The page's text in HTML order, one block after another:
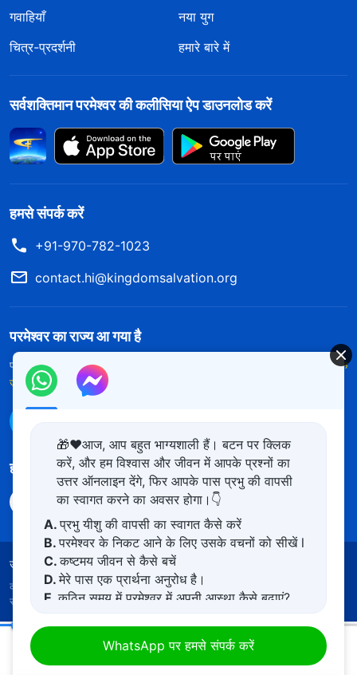
गवाहियाँ
नया युग
चित्र-प्रदर्शनी
हमारे बारे में
सर्वशक्तिमान परमेश्वर की कलीसिया ऐप डाउनलोड करें
हमसे संपर्क करें
+91-970-782-1023
contact.hi@kingdomsalvation.org
परमेश्वर का राज्य आ गया है
परमेश्वर का राज्य पृथ्वी पर आ गया है! क्या आप इसमें प्रवेश करना चाहते हैं?
और अधिक
जानें
हमारा अनुसरण करें
उपयोग की शर्तें गोपनीयता नीत साभार
कॉपीराइट © 2026 सर्वशक्तिमान परमेश्वर की कलीसिया।
सुरक्षित।
🎁❤️आज, आप बहुत भाग्यशाली हैं। बटन पर क्लिक
करें, और हम विश्वास और जीवन में आपके प्रश्नों का
उत्तर ऑनलाइन देंगे, फिर आपके पास प्रभु की वापसी
का स्वागत करने का अवसर होगा।👇
A.प्रभु यीशु की वापसी का स्वागत कैसे करें
B.परमेश्वर के निकट आने के लिए उसके वचनों को सीखें l
C.कष्टमय जीवन से कैसे बचें
D.मेरे पास एक प्रार्थना अनुरोध है।
E.कठिन समय में परमेश्वर में अपनी आस्था कैसे बढ़ाएं?
WhatsApp पर हमसे संपर्क करें